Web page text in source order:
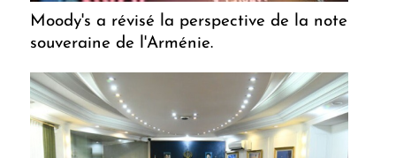
Moody's a révisé la perspective de la note
souveraine de l'Arménie.